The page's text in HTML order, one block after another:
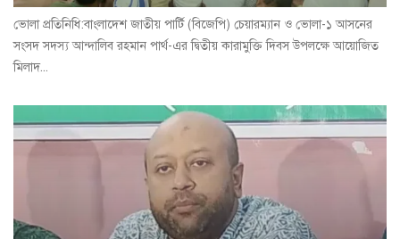
ভোলা প্রতিনিধি:বাংলাদেশ জাতীয় পার্টি (বিজেপি) চেয়ারম্যান ও ভোলা-১ আসনের
সংসদ সদস্য আন্দালিব রহমান পার্থ-এর দ্বিতীয় কারামুক্তি দিবস উপলক্ষে আয়োজিত
মিলাদ...